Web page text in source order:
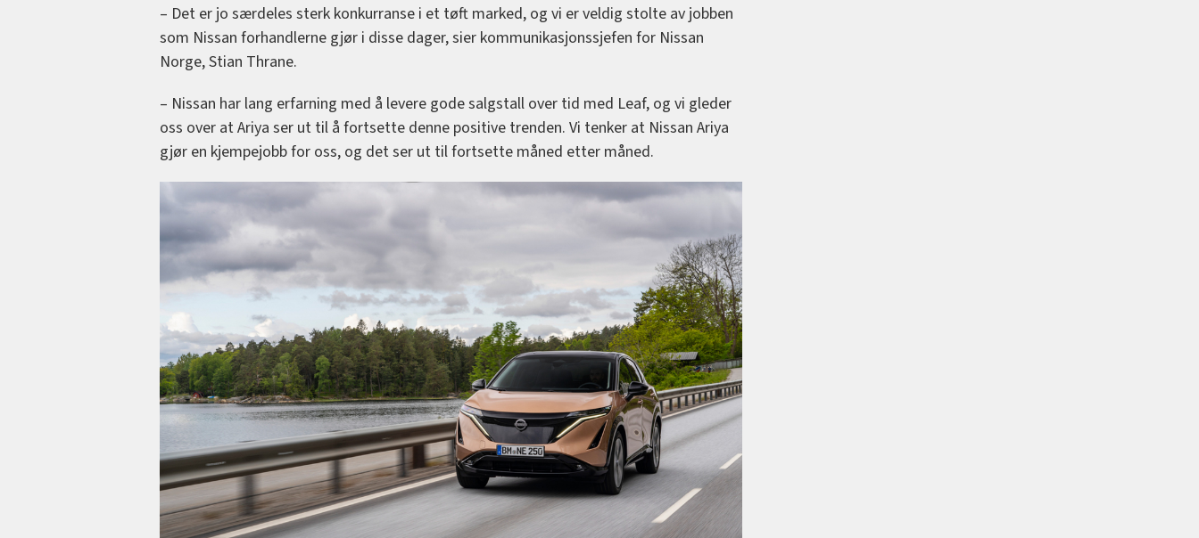
– Det er jo særdeles sterk konkurranse i et tøft marked, og vi er veldig stolte av jobben
som Nissan forhandlerne gjør i disse dager, sier kommunikasjonssjefen for Nissan
Norge, Stian Thrane.
– Nissan har lang erfarning med å levere gode salgstall over tid med Leaf, og vi gleder
oss over at Ariya ser ut til å fortsette denne positive trenden. Vi tenker at Nissan Ariya
gjør en kjempejobb for oss, og det ser ut til fortsette måned etter måned.